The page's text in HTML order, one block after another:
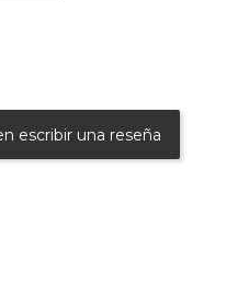
escribir una reseña